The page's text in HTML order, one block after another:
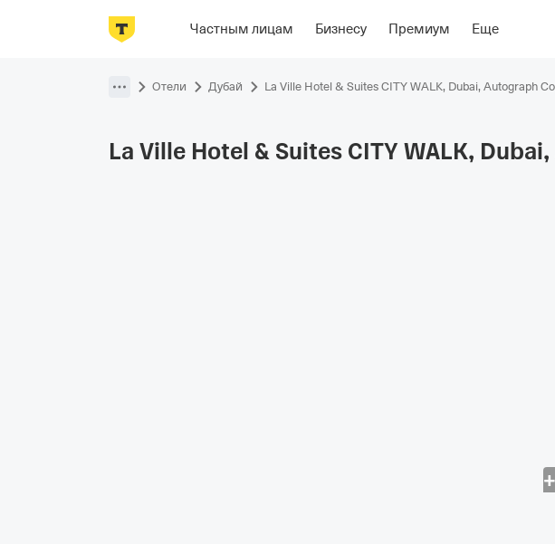
Частным лицам Бизнесу Премиум Еще
Фотографии НомераОтзывыОриентиры Об отеле
Отели Дубай La Ville Hotel & Suites CITY WALK, Dubai, Autograph
La Ville Hotel & Suites CITY WALK,